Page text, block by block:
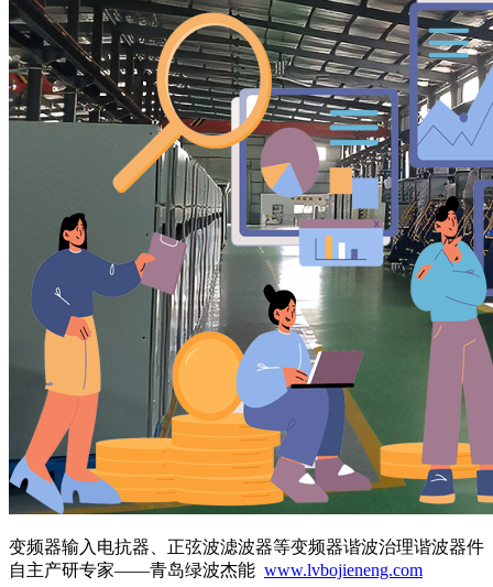
变频器输入电抗器、正弦波滤波器等变频器谐波治理谐波器件
自主产研专家——青岛绿波杰能 www.lvbojieneng.com